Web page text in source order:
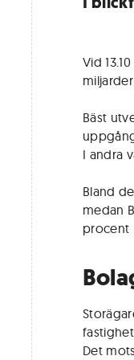
Vid
Bäst
I andra
Bland
medan
procent
Det